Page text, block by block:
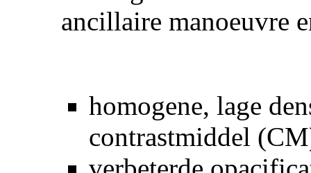
ancillaire manoeuvre
homogene, lage
contrastmiddel